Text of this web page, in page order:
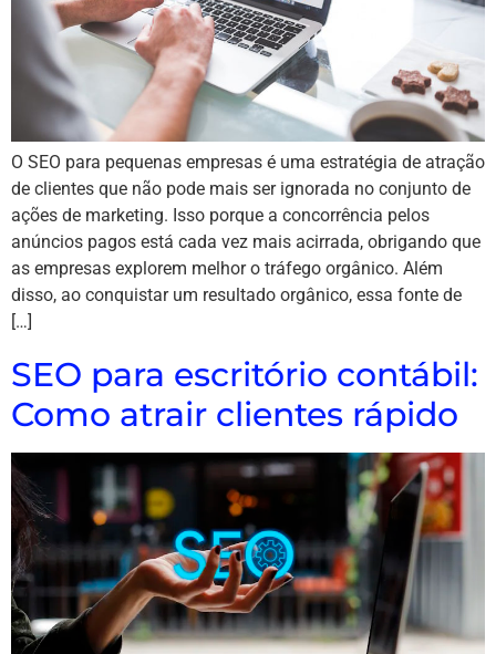
O SEO para pequenas empresas é uma estratégia de atração
de clientes que não pode mais ser ignorada no conjunto de
ações de marketing. Isso porque a concorrência pelos
anúncios pagos está cada vez mais acirrada, obrigando que
as empresas explorem melhor o tráfego orgânico. Além
disso, ao conquistar um resultado orgânico, essa fonte de
[…]
SEO para escritório contábil:
Como atrair clientes rápido